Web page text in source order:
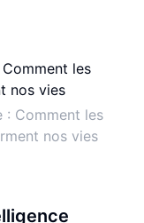
: Comment les
nos vies